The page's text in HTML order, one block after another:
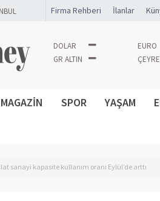
Firma Rehberi İlanlar
DOLAR
EURO
GR ALTIN
MAGAZİN SPOR YAŞAM
sanayi kapasite kullanım oranı Eylül’de arttı